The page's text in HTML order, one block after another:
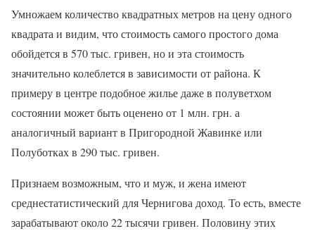
Умножаем количество квадратных метров на цену одного
квадрата и видим, что стоимость самого простого дома
обойдется в 570 тыс. гривен, но и эта стоимость
значительно колеблется в зависимости от района. К
примеру в центре подобное жилье даже в полуветхом
состоянии может быть оценено от 1 млн. грн. а
аналогичный вариант в Пригородной Жавинке или
Полуботках в 290 тыс. гривен.
Признаем возможным, что и муж, и жена имеют
среднестатистический для Чернигова доход. То есть, вместе
зарабатывают около 22 тысячи гривен. Половину этих